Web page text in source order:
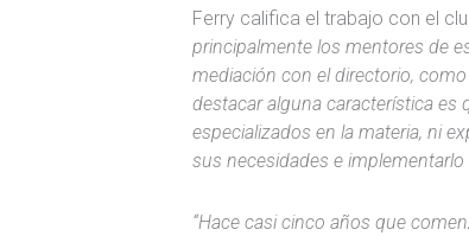
Ferry califica el trabajo con el
principalmente los mentores de
mediación con el directorio,
destacar alguna característica es
especializados en la materia, ni
sus necesidades e
“Hace casi cinco años que